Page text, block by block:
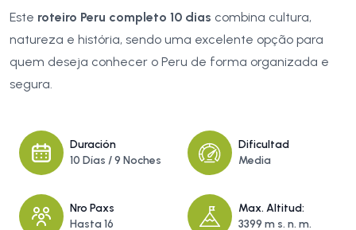
Este roteiro Peru completo 10 dias combina cultura,
natureza e história, sendo uma excelente opção para
quem deseja conhecer o Peru de forma organizada e
segura.
Duración
10 Días / 9 Noches
Dificultad
Media
Nro Paxs
Hasta 16
Max. Altitud:
3399 m s. n. m.